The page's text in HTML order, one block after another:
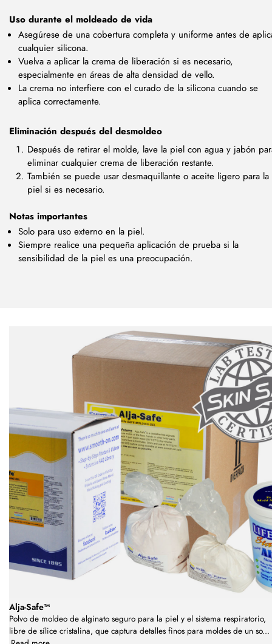
Uso durante el moldeado de vida
Asegúrese de una cobertura completa y uniforme antes de
cualquier silicona.
Vuelva a aplicar la crema de liberación si es necesario,
especialmente en áreas de alta densidad de vello.
La crema no interfiere con el curado de la silicona cuando se
aplica correctamente.
Eliminación después del desmoldeo
Después de retirar el molde, lave la piel con agua y jabón
eliminar cualquier crema de liberación restante.
También se puede usar desmaquillante o aceite ligero para la
piel si es necesario.
Notas importantes
Solo para uso externo en la piel.
Siempre realice una pequeña aplicación de prueba si la
sensibilidad de la piel es una preocupación.
Alja-Safe™
Polvo de moldeo de alginato seguro para la piel y el sistema respiratorio,
libre de sílice cristalina, que captura detalles finos para moldes de un so...